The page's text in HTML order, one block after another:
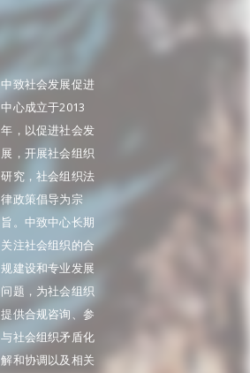
中致社会发展促进
中心成立于2013
年，以促进社会发
展，开展社会组织
研究，社会组织法
律政策倡导为宗
旨。中致中心长期
关注社会组织的合
规建设和专业发展
问题，为社会组织
提供合规咨询、参
与社会组织矛盾化
解和协调以及相关